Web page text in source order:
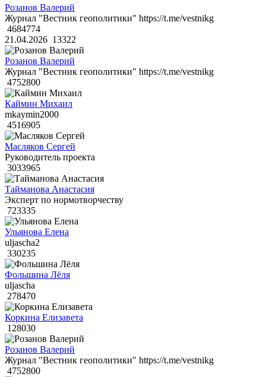
Розанов Валерий
Журнал "Вестник геополитики" https://t.me/vestnikg
4684774
21.04.2026 13322
Розанов Валерий
Журнал "Вестник геополитики" https://t.me/vestnikg
4752800
Каймин Михаил
mkaymin2000
4516905
Масляков Сергей
Руководитель проекта
3033965
Тайманова Анастасия
Эксперт по нормотворчеству
723335
Ульянова Елена
uljascha2
330235
Фольшина Лёля
uljascha
278470
Коркина Елизавета
128030
Розанов Валерий
Журнал "Вестник геополитики" https://t.me/vestnikg
4752800